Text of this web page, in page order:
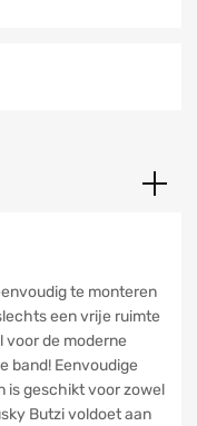
te monteren
een vrije ruimte
voor de moderne
band! Eenvoudige
is geschikt voor zowel
Butzi voldoet aan